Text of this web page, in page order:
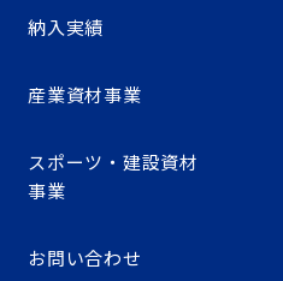
納入実績
産業資材事業
スポーツ・建設資材
事業
お問い合わせ